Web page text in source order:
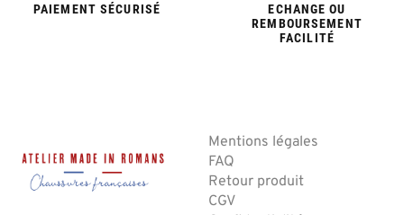
PAIEMENT SÉCURISÉ
ECHANGE OU
REMBOURSEMENT
FACILITÉ
Mentions légales
FAQ
Retour produit
CGV